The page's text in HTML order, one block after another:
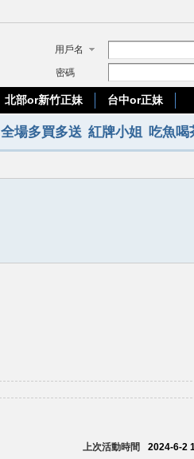
用戶名
密碼
北部or新竹正妹
台中or正妹
全場多買多送 紅牌小姐 吃魚喝
上次活動時間
2024-6-2